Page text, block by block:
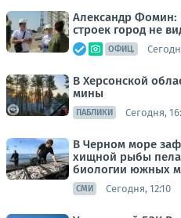
Александр Фомин:
строек город не
ОФИЦ.
В Херсонской
мины
ПАБЛИКИ Сегодня,
В Черном море
хищной рыбы
биологии южных
СМИ Сегодня, 12:10